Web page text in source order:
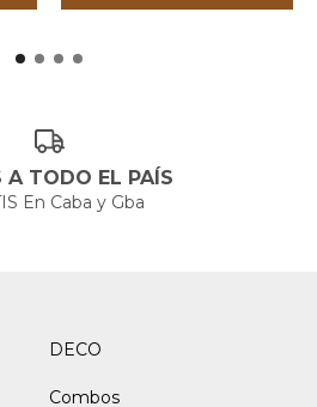
A TODO EL PAÍS
En Caba y Gba
DECO
Combos